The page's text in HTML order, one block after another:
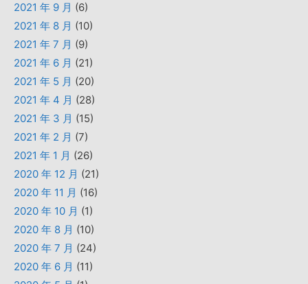
2021 年 9 月 (6)
2021 年 8 月 (10)
2021 年 7 月 (9)
2021 年 6 月 (21)
2021 年 5 月 (20)
2021 年 4 月 (28)
2021 年 3 月 (15)
2021 年 2 月 (7)
2021 年 1 月 (26)
2020 年 12 月 (21)
2020 年 11 月 (16)
2020 年 10 月 (1)
2020 年 8 月 (10)
2020 年 7 月 (24)
2020 年 6 月 (11)